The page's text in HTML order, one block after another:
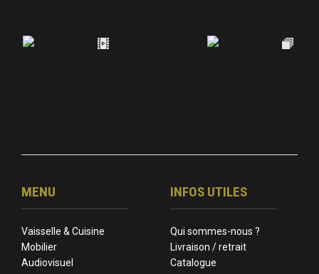
MENU
Vaisselle & Cuisine
Mobilier
Audiovisuel
INFOS UTILES
Qui sommes-nous ?
Livraison / retrait
Catalogue